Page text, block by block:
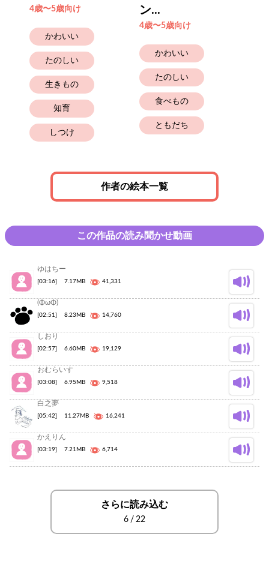
4歳〜5歳向け
かわいい
たのしい
生きもの
知育
しつけ
ン...
4歳〜5歳向け
かわいい
たのしい
食べもの
ともだち
作者の絵本一覧
この作品の読み聞かせ動画
ゆはちー
[03:16] 7.17MB 41,331
(ΦωΦ)
[02:51] 8.23MB 14,760
しおり
[02:57] 6.60MB 19,129
おむらいす
[03:08] 6.95MB 9,518
白之夢
[05:42] 11.27MB 16,241
かえりん
[03:19] 7.21MB 6,714
さらに読み込む
6 / 22